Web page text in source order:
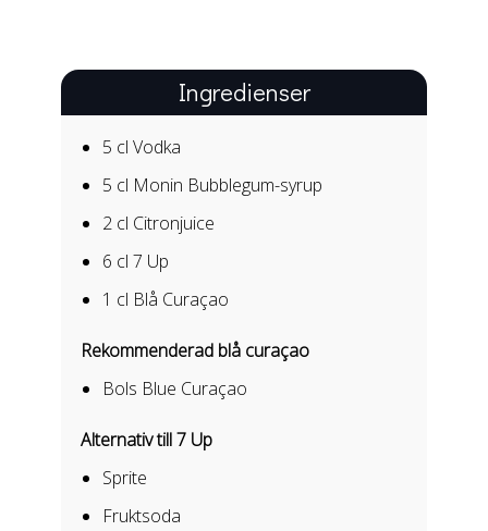
Ingredienser
5 cl Vodka
5 cl Monin Bubblegum-syrup
2 cl Citronjuice
6 cl 7 Up
1 cl Blå Curaçao
Rekommenderad blå curaçao
Bols Blue Curaçao
Alternativ till 7 Up
Sprite
Fruktsoda